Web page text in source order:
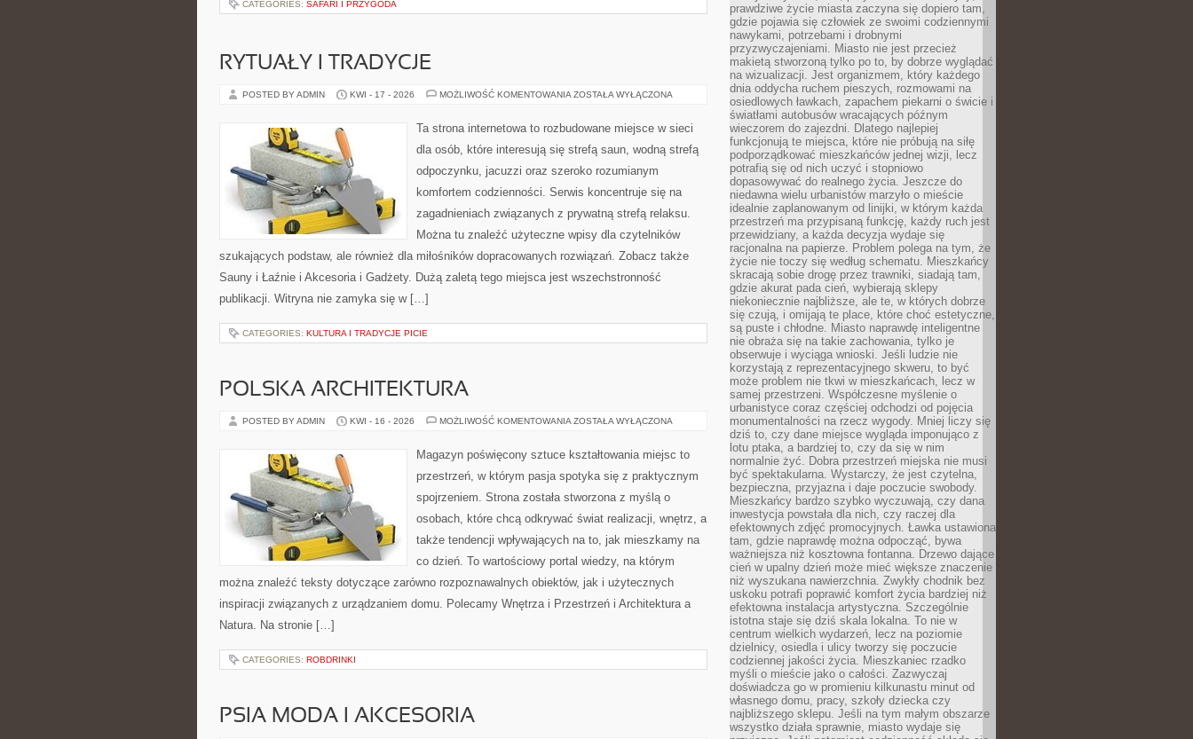
CATEGORIES: SAFARI I PRZYGODA
RYTUAŁY I TRADYCJE
POSTED BY ADMIN KWI - 17 - 2026 MOŻLIWOŚĆ KOMENTOWANIA RYTUAŁY
ZOSTAŁA WYŁĄCZONA
Ta strona internetowa to rozbudowane miejsce w sieci
dla osób, które interesują się strefą saun, wodną strefą
odpoczynku, jacuzzi oraz szeroko rozumianym
komfortem codzienności. Serwis koncentruje się na
zagadnieniach związanych z prywatną strefą relaksu.
Można tu znaleźć użyteczne wpisy dla czytelników
szukających podstaw, ale również dla miłośników dopracowanych rozwiązań. Zobacz także
Sauny i Łaźnie i Akcesoria i Gadżety. Dużą zaletą tego miejsca jest wszechstronność
publikacji. Witryna nie zamyka się w […]
CATEGORIES: KULTURA I TRADYCJE PICIE
POLSKA ARCHITEKTURA
POSTED BY ADMIN KWI - 16 - 2026 MOŻLIWOŚĆ KOMENTOWANIA POLSKA
ZOSTAŁA WYŁĄCZONA
Magazyn poświęcony sztuce kształtowania miejsc to
przestrzeń, w którym pasja spotyka się z praktycznym
spojrzeniem. Strona została stworzona z myślą o
osobach, które chcą odkrywać świat realizacji, wnętrz, a
także tendencji wpływających na to, jak mieszkamy na
co dzień. To wartościowy portal wiedzy, na którym
można znaleźć teksty dotyczące zarówno rozpoznawalnych obiektów, jak i użytecznych
inspiracji związanych z urządzaniem domu. Polecamy Wnętrza i Przestrzeń i Architektura a
Natura. Na stronie […]
CATEGORIES: ROBDRINKI
PSIA MODA I AKCESORIA
prawdziwe życie miasta zaczyna się dopiero tam,
gdzie pojawia się człowiek ze swoimi codziennymi
nawykami, potrzebami i drobnymi
przyzwyczajeniami. Miasto nie jest przecież
makietą stworzoną tylko po to, by dobrze wyglądać
na wizualizacji. Jest organizmem, który każdego
dnia oddycha ruchem pieszych, rozmowami na
osiedlowych ławkach, zapachem piekarni o świcie i
światłami autobusów wracających późnym
wieczorem do zajezdni. Dlatego najlepiej
funkcjonują te miejsca, które nie próbują na siłę
podporządkować mieszkańców jednej wizji, lecz
potrafią się od nich uczyć i stopniowo
dopasowywać do realnego życia. Jeszcze do
niedawna wielu urbanistów marzyło o mieście
idealnie zaplanowanym od linijki, w którym każda
przestrzeń ma przypisaną funkcję, każdy ruch jest
przewidziany, a każda decyzja wydaje się
racjonalna na papierze. Problem polega na tym, że
życie nie toczy się według schematu. Mieszkańcy
skracają sobie drogę przez trawniki, siadają tam,
gdzie akurat pada cień, wybierają sklepy
niekoniecznie najbliższe, ale te, w których dobrze
się czują, i omijają te place, które choć estetyczne,
są puste i chłodne. Miasto naprawdę inteligentne
nie obraża się na takie zachowania, tylko je
obserwuje i wyciąga wnioski. Jeśli ludzie nie
korzystają z reprezentacyjnego skweru, to być
może problem nie tkwi w mieszkańcach, lecz w
samej przestrzeni. Współczesne myślenie o
urbanistyce coraz częściej odchodzi od pojęcia
monumentalności na rzecz wygody. Mniej liczy się
dziś to, czy dane miejsce wygląda imponująco z
lotu ptaka, a bardziej to, czy da się w nim
normalnie żyć. Dobra przestrzeń miejska nie musi
być spektakularna. Wystarczy, że jest czytelna,
bezpieczna, przyjazna i daje poczucie swobody.
Mieszkańcy bardzo szybko wyczuwają, czy dana
inwestycja powstała dla nich, czy raczej dla
efektownych zdjęć promocyjnych. Ławka ustawiona
tam, gdzie naprawdę można odpocząć, bywa
ważniejsza niż kosztowna fontanna. Drzewo dające
cień w upalny dzień może mieć większe znaczenie
niż wyszukana nawierzchnia. Zwykły chodnik bez
uskoku potrafi poprawić komfort życia bardziej niż
efektowna instalacja artystyczna. Szczególnie
istotna staje się dziś skala lokalna. To nie w
centrum wielkich wydarzeń, lecz na poziomie
dzielnicy, osiedla i ulicy tworzy się poczucie
codziennej jakości życia. Mieszkaniec rzadko
myśli o mieście jako o całości. Zazwyczaj
doświadcza go w promieniu kilkunastu minut od
własnego domu, pracy, szkoły dziecka czy
najbliższego sklepu. Jeśli na tym małym obszarze
wszystko działa sprawnie, miasto wydaje się